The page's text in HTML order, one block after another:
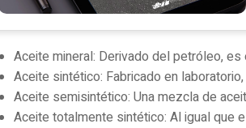
Aceite mineral: Derivado del petróleo,
Aceite sintético: Fabricado en
Aceite semisintético: Una mezcla de
Aceite totalmente sintético: Al igual que